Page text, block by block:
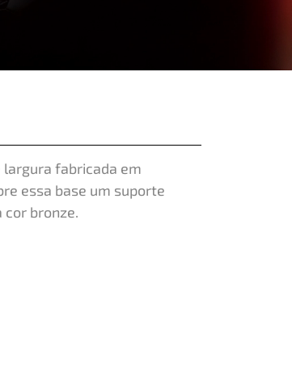
largura fabricada em
essa base um suporte
bronze.